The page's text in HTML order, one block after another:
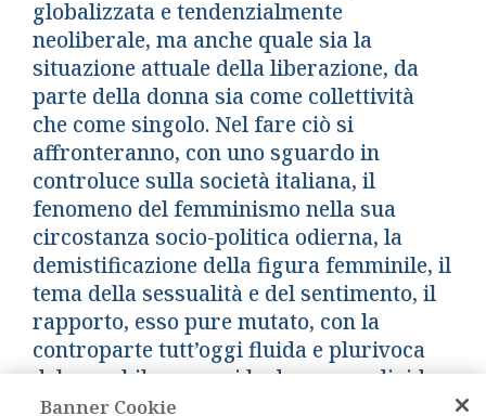
globalizzata e tendenzialmente
neoliberale, ma anche quale sia la
situazione attuale della liberazione, da
parte della donna sia come collettività
che come singolo. Nel fare ciò si
affronteranno, con uno sguardo in
controluce sulla società italiana, il
fenomeno del femminismo nella sua
circostanza socio-politica odierna, la
demistificazione della figura femminile, il
tema della sessualità e del sentimento, il
rapporto, esso pure mutato, con la
controparte tutt’oggi fluida e plurivoca
del maschile, con cui la donna condivide
il narcisismo diffuso, ma rispetto a cui
Banner Cookie